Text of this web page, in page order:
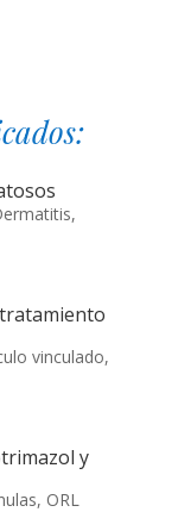
,
vinculado,
y
, ORL